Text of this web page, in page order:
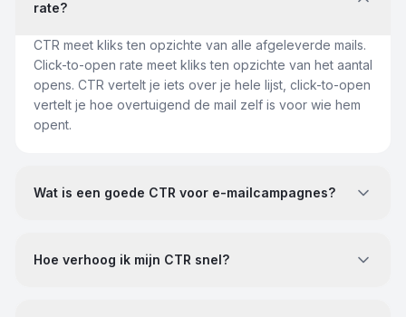
rate?
CTR meet kliks ten opzichte van alle afgeleverde mails.
Click-to-open rate meet kliks ten opzichte van het aantal
opens. CTR vertelt je iets over je hele lijst, click-to-open
vertelt je hoe overtuigend de mail zelf is voor wie hem
opent.
Wat is een goede CTR voor e-mailcampagnes?
Hoe verhoog ik mijn CTR snel?